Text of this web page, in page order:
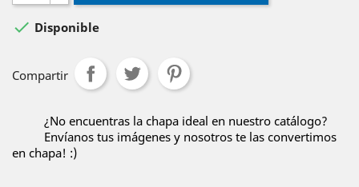
 Disponible
Compartir
¿No encuentras la chapa ideal en nuestro catálogo?
Envíanos tus imágenes y nosotros te las convertimos
en chapa! :)